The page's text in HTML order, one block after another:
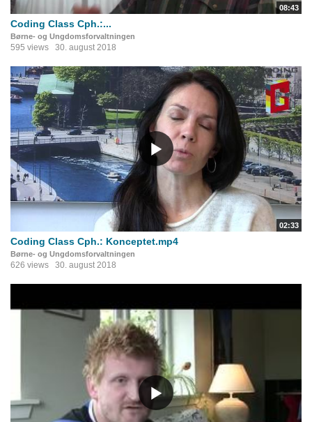
08:43
Coding Class Cph.:...
Børne- og Ungdomsforvaltningen
595 views 30. august 2018
02:33
Coding Class Cph.: Konceptet.mp4
Børne- og Ungdomsforvaltningen
626 views 30. august 2018